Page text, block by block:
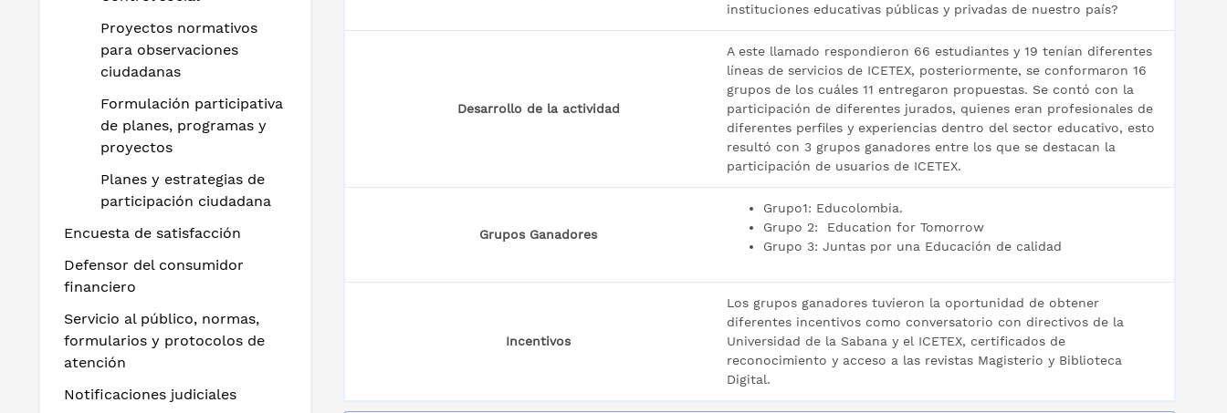
Proyectos normativos
para observaciones
ciudadanas
Formulación participativa
de planes, programas y
proyectos
Planes y estrategias de
participación ciudadana
Encuesta de satisfacción
Defensor del consumidor
financiero
Servicio al público, normas,
formularios y protocolos de
atención
Notificaciones judiciales
instituciones educativas públicas y privadas de nuestro país?
Desarrollo de la actividad
A este llamado respondieron 66 estudiantes y 19 tenían diferentes
líneas de servicios de ICETEX, posteriormente, se conformaron 16
grupos de los cuáles 11 entregaron propuestas. Se contó con la
participación de diferentes jurados, quienes eran profesionales de
diferentes perfiles y experiencias dentro del sector educativo, esto
resultó con 3 grupos ganadores entre los que se destacan la
participación de usuarios de ICETEX.
Grupos Ganadores
Grupo1: Educolombia.
Grupo 2: Education for Tomorrow
Grupo 3: Juntas por una Educación de calidad
Incentivos
Los grupos ganadores tuvieron la oportunidad de obtener
diferentes incentivos como conversatorio con directivos de la
Universidad de la Sabana y el ICETEX, certificados de
reconocimiento y acceso a las revistas Magisterio y Biblioteca
Digital.